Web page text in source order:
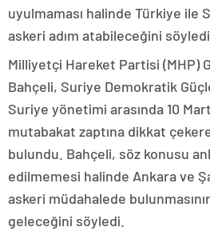
uyulmaması halinde Türkiye ile
askeri adım atabileceğini söyledi
Milliyetçi Hareket Partisi (MHP)
Bahçeli, Suriye Demokratik
Suriye yönetimi arasında 10
mutabakat zaptına dikkat
bulundu. Bahçeli, söz konusu
edilmemesi halinde Ankara ve
askeri müdahalede
geleceğini söyledi.